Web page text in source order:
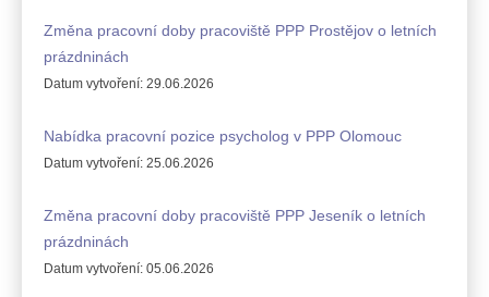
Změna pracovní doby pracoviště PPP Prostějov o letních
prázdninách
Datum vytvoření: 29.06.2026
Nabídka pracovní pozice psycholog v PPP Olomouc
Datum vytvoření: 25.06.2026
Změna pracovní doby pracoviště PPP Jeseník o letních
prázdninách
Datum vytvoření: 05.06.2026